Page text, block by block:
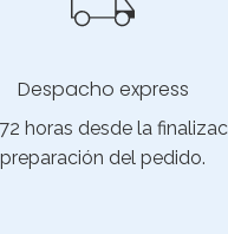
Despacho express
horas desde la
preparación del pedido.